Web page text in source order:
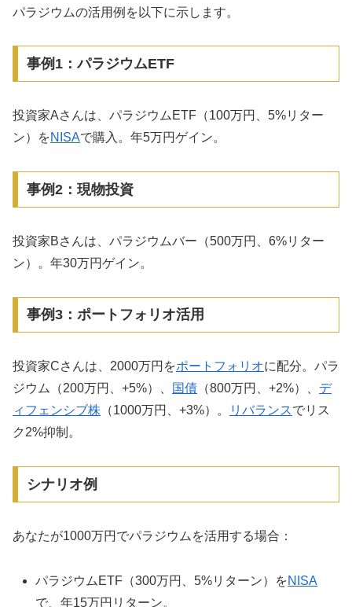
パラジウムの活用例を以下に示します。
事例1：パラジウムETF
投資家Aさんは、パラジウムETF（100万円、5%リター
ン）をNISAで購入。年5万円ゲイン。
事例2：現物投資
投資家Bさんは、パラジウムバー（500万円、6%リター
ン）。年30万円ゲイン。
事例3：ポートフォリオ活用
投資家Cさんは、2000万円をポートフォリオに配分。パラ
ジウム（200万円、+5%）、
国債 （800万円、+2%）、 デ
ィフェンシブ株 （1000万円、+3%）。 リバランスでリス
ク2%抑制。
シナリオ例
あなたが1000万円でパラジウムを活用する場合：
パラジウムETF（300万円、5%リターン）をNISA
で、年15万円リターン。